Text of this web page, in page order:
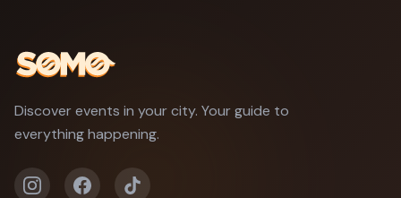
Discover events in your city. Your guide to
everything happening.